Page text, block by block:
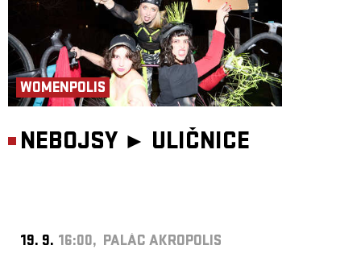
WOMENPOLIS
NEBOJSY ► ULIČNICE
19. 9. 16:00, PALÁC AKROPOLIS